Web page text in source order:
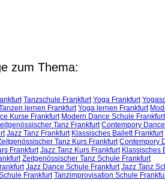
zum Thema:
Tanzschule Frankfurt Yoga Frankfurt
lernen Frankfurt Yoga lernen Frankfurt
Kurse Frankfurt Modern Dance Schule Frankfurt
Tanz Frankfurt Contempory Dance
Jazz Tanz Frankfurt Klassisches Ballett Frankfurt
Tanz Kurs Frankfurt Contempory
Frankfurt Jazz Tanz Kurs Frankfurt Klassisches
Zeitgenössischer Tanz Schule Frankfurt
Jazz Dance Schule Frankfurt Jazz Tanz
Frankfurt Tanzimprovisation Schule